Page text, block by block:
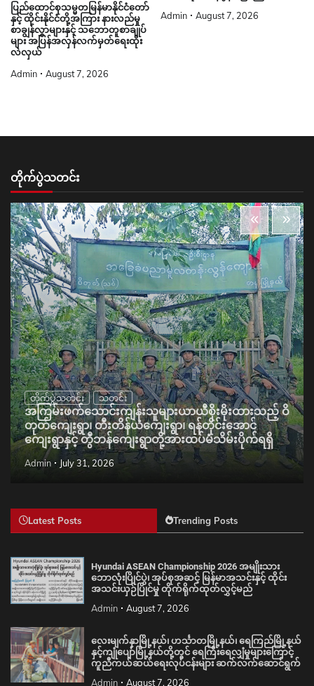
ပြည်ထောင်စုသမ္မတမြန်မာနိုင်ငံတော်
နှင့် ထိုင်းနိုင်ငံတို့အကြား နားလည်မှု
စာချွန်လွှာများနှင့် သဘောတူစာချုပ်
များ အပြန်အလှန်လက်မှတ်ရေးထိုး
လဲလှယ်
Admin August 7, 2026
Admin August 7, 2026
တိုက်ပွဲသတင်း
တိုက်ပွဲသတင်း သတင်း
အကြမ်းဖက်သောင်းကျန်းသူများယာယီစိုးမိုးထားသည့် ဝိ
တုတ်ကျေးရွာ၊ တီးတိန်ယံကျေးရွာ၊ ရန်တိုင်းအောင်
ကျေးရွာနှင့် တွီဘန်ကျေးရွာတို့အားထပ်မံသိမ်းပိုက်ရရှိ
Admin July 31, 2026
Latest Posts Trending Posts
Hyundai ASEAN Championship 2026 အမျိုးသား
ဘောလုံးပြိုင်ပွဲ၊ အုပ်စုအဆင့် မြန်မာအသင်းနှင့် ထိုင်း
အသင်းယှဉ်ပြိုင်မှု တိုက်ရိုက်ထုတ်လွှင့်မည်
Admin August 7, 2026
လေးမျက်နှာမြို့နယ်၊ ဟင်္သာတမြို့နယ်၊ ရေကြည်မြို့နယ်
နှင့်ကျုံပျော်မြို့နယ်တို့တွင် ရေကြီးရေလျှံမှုများကြောင့်
ကူညီကယ်ဆယ်ရေးလုပ်ငန်းများ ဆက်လက်ဆောင်ရွက်
Admin August 7, 2026